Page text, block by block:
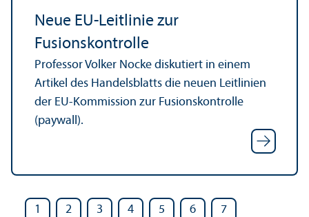
Neue EU-Leitlinie zur
Fusionskontrolle
Professor Volker Nocke diskutiert in einem
Artikel des Handels­blatts die neuen Leitlinien
der EU-Kommission zur Fusionskontrolle
(paywall).
1 2 3 4 5 6
7